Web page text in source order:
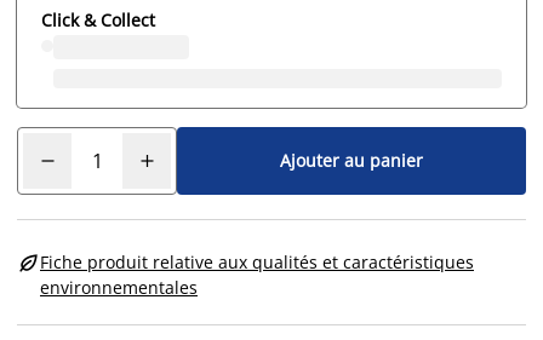
Click & Collect
Ajouter au panier
Fiche produit relative aux qualités et caractéristiques
environnementales